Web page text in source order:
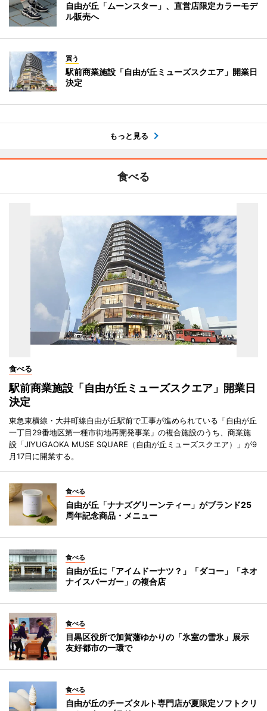
自由が丘「ムーンスター」、直営店限定カラーモデ
ル販売へ
買う
駅前商業施設「自由が丘ミューズスクエア」開業日
決定
もっと見る
食べる
食べる
駅前商業施設「自由が丘ミューズスクエア」開業日
決定
東急東横線・大井町線自由が丘駅前で工事が進められている「自由が丘
一丁目29番地区第一種市街地再開発事業」の複合施設のうち、商業施
設「JIYUGAOKA MUSE SQUARE（自由が丘ミューズスクエア）」が9
月17日に開業する。
食べる
自由が丘「ナナズグリーンティー」がブランド25
周年記念商品・メニュー
食べる
自由が丘に「アイムドーナツ？」「ダコー」「ネオ
ナイスバーガー」の複合店
食べる
目黒区役所で加賀藩ゆかりの「氷室の雪氷」展示
友好都市の一環で
食べる
自由が丘のチーズタルト専門店が夏限定ソフトクリ